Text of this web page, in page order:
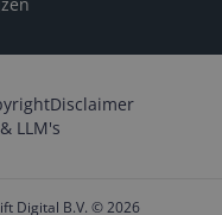
Disclaimer
LLM's
Digital B.V. © 2026